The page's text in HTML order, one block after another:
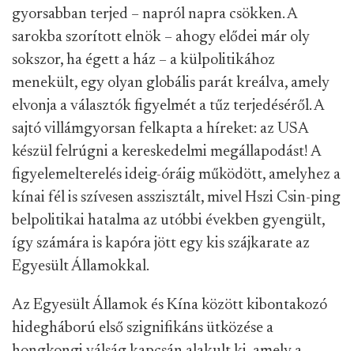
gyorsabban terjed – napról napra csökken. A
sarokba szorított elnök – ahogy elődei már oly
sokszor, ha égett a ház – a külpolitikához
menekült, egy olyan globális parát kreálva, amely
elvonja a választók figyelmét a tűz terjedéséről. A
sajtó villámgyorsan felkapta a híreket: az USA
készül felrúgni a kereskedelmi megállapodást! A
figyelemelterelés ideig-óráig működött, amelyhez a
kínai fél is szívesen asszisztált, mivel Hszi Csin-ping
belpolitikai hatalma az utóbbi években gyengült,
így számára is kapóra jött egy kis szájkarate az
Egyesült Államokkal.
Az Egyesült Államok és Kína között kibontakozó
hidegháború első szignifikáns ütközése a